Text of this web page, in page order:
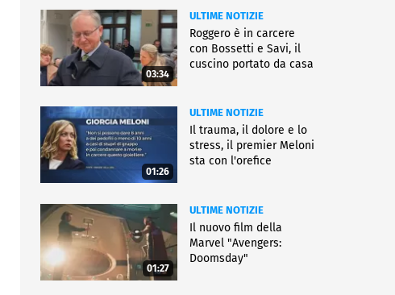
03:34
ULTIME NOTIZIE
Roggero è in carcere
con Bossetti e Savi, il
cuscino portato da casa
01:26
ULTIME NOTIZIE
Il trauma, il dolore e lo
stress, il premier Meloni
sta con l'orefice
01:27
ULTIME NOTIZIE
Il nuovo film della
Marvel "Avengers:
Doomsday"